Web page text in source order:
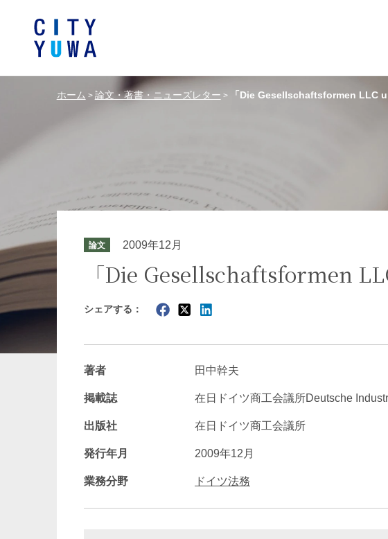
危機管理／コンプライアンス
エネルギー・資源 ライフサイエンス・製薬
暗号資産・NFT 建設・建築
ホーム > 論文・著書・ニューズレター > 「Die Gesellschaftsformen LLC
論文 2009年12月
「Die Gesellschaftsformen
シェアする：
著者 田中幹夫
掲載誌 在日ドイツ商工会議所Deutsche
出版社 在日ドイツ商工会議所
発行年月 2009年12月
業務分野 ドイツ法務